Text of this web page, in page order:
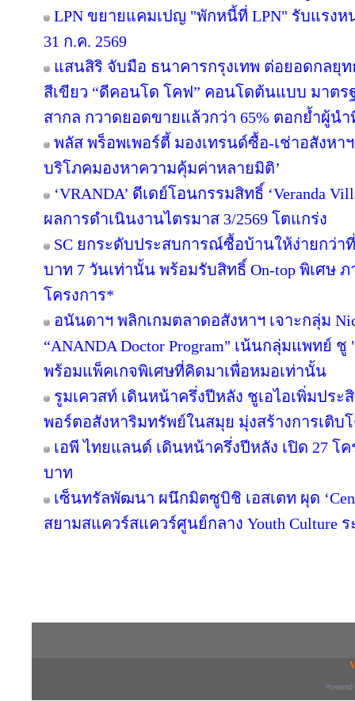
LPN ขยายแคมเปญ "พักหนี้ที่ LPN" รับแรง
31 ก.ค. 2569
แสนสิริ จับมือ ธนาคารกรุงเทพ ต่อยอดกลยุ
สีเขียว “ดีคอนโด โคฟ” คอนโดต้นแบบ มาต
สากล กวาดยอดขายแล้วกว่า 65% ตอกย้ำผู้น
พลัส พร็อพเพอร์ตี้ มองเทรนด์ซื้อ-เช่าอสังหา
บริโภคมองหาความคุ้มค่าหลายมิติ’
‘VRANDA’ ดีเดย์โอนกรรมสิทธิ์ ‘Veranda
ผลการดำเนินงานไตรมาส 3/2569 โตแกร่ง
SC ยกระดับประสบการณ์ซื้อบ้านให้ง่ายกว่า
บาท 7 วันเท่านั้น พร้อมรับสิทธิ์ On-top พิเศษ ภ
โครงการ*
อนันดาฯ พลิกเกมตลาดอสังหาฯ เจาะกลุ่ม
“ANANDA Doctor Program" เน้นกลุ่มแพทย์
พร้อมแพ็คเกจพิเศษที่คิดมาเพื่อหมอเท่านั้น
รูมเควสท์ เดินหน้าครึ่งปีหลัง ชูเอไอเพิ่มปร
พอร์ตอสังหาริมทรัพย์ในสมุย มุ่งสร้างการเติ
เอพี ไทยแลนด์ เดินหน้าครึ่งปีหลัง เปิด 27 โ
บาท
เซ็นทรัลพัฒนา ผนึกมิตซูบิชิ เอสเตท ผุด
สยามสแควร์สแควร์ศูนย์กลาง Youth Culture